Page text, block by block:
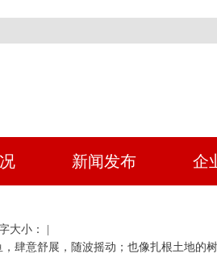
新闻发布 企
大小： |
肆意舒展，随波摇动；也像扎根土地的